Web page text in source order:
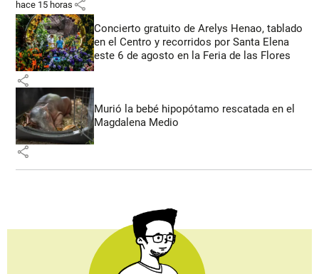
hace 15 horas share
Concierto gratuito de Arelys Henao, tablado
en el Centro y recorridos por Santa Elena
este 6 de agosto en la Feria de las Flores
share
Murió la bebé hipopótamo rescatada en el
Magdalena Medio
share